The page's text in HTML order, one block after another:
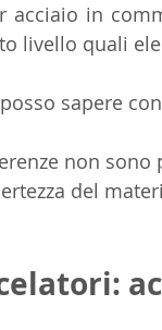
acciaio in
livello quali
sapere
non
del